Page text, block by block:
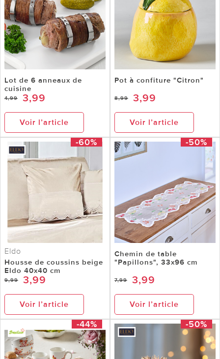
Lot de 6 anneaux de
cuisine
4,99 3,99
Voir l’article
Pot à confiture "Citron"
8,99 3,99
Voir l’article
-60%
Eldo
Housse de coussins beige
Eldo 40x40 cm
9,99 3,99
Voir l’article
-50%
Chemin de table
"Papillons", 33x96 cm
7,99 3,99
Voir l’article
-44% -50%